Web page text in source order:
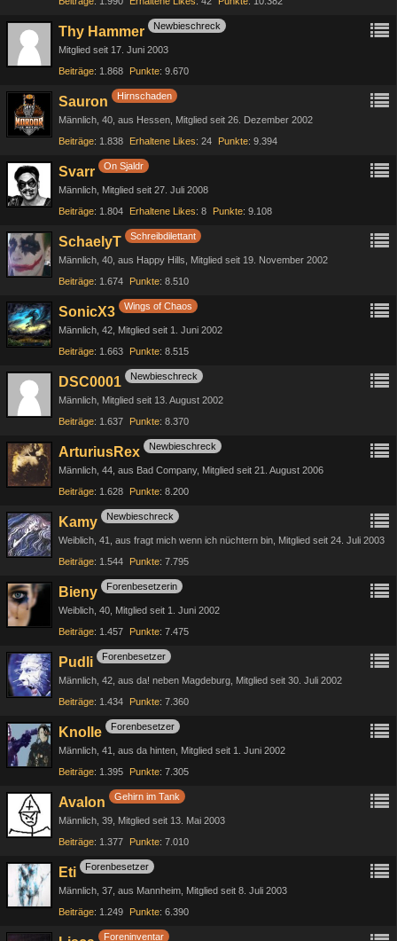
Thy Hammer Newbieschreck
Mitglied seit 17. Juni 2003
Beiträge 1.868 Punkte 9.670
Sauron Hirnschaden
Männlich 40 aus Hessen Mitglied seit 26. Dezember 2002
Beiträge 1.838 Erhaltene Likes 24 Punkte 9.394
Svarr On Sjaldr
Männlich Mitglied seit 27. Juli 2008
Beiträge 1.804 Erhaltene Likes 8 Punkte 9.108
SchaelyT Schreibdilettant
Männlich 40 aus Happy Hills
Mitglied seit 19. November 2002
Beiträge 1.674 Punkte 8.510
SonicX3 Wings of Chaos
Männlich 42 Mitglied seit 1. Juni 2002
Beiträge 1.663 Punkte 8.515
DSC0001 Newbieschreck
Männlich Mitglied seit 13. August 2002
Beiträge 1.637 Punkte 8.370
ArturiusRex Newbieschreck
Männlich 44 aus Bad Company Mitglied seit 21. August 2006
Beiträge 1.628 Punkte 8.200
Kamy Newbieschreck
Weiblich 41 aus fragt mich wenn ich nüchtern bin Mitglied seit 24. Juli 2003
Beiträge 1.544 Punkte 7.795
Bieny Forenbesetzerin
Weiblich 40 Mitglied seit 1. Juni 2002
Beiträge 1.457 Punkte 7.475
Pudli Forenbesetzer
Männlich 42 aus da! neben Magdeburg Mitglied seit 30. Juli 2002
Beiträge 1.434 Punkte 7.360
Knolle Forenbesetzer
Männlich 41 aus da hinten Mitglied seit 1. Juni 2002
Beiträge 1.395 Punkte 7.305
Avalon Gehirn im Tank
Männlich 39 Mitglied seit 13. Mai 2003
Beiträge 1.377 Punkte 7.010
Eti Forenbesetzer
Männlich 37 aus Mannheim Mitglied seit 8. Juli 2003
Beiträge 1.249 Punkte 6.390
Foreninventar